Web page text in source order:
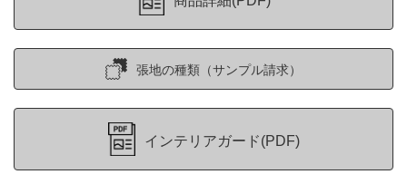
張地の種類（サンプル請求）
インテリアガード(PDF)